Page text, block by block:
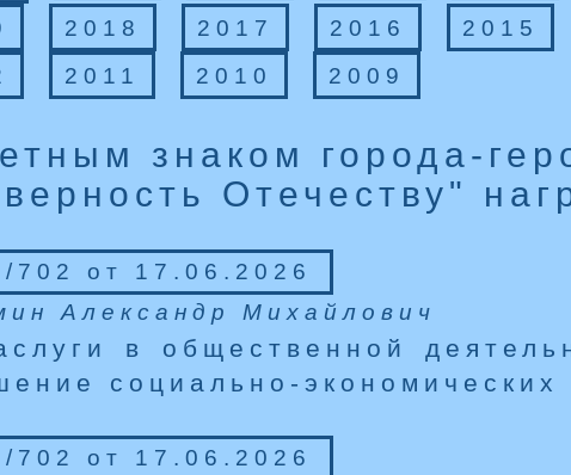
2018 2017 2016 2015
2011 2010 2009
знаком города-
Отечеству"
702 от 17.06.2026
Александр Михайлович
в общественной
социально-экономических
702 от 17.06.2026